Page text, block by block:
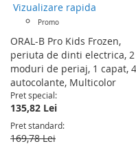
Vizualizare rapida
Promo
ORAL-B Pro Kids Frozen,
periuta de dinti electrica, 2
moduri de periaj, 1 capat, 4
autocolante, Multicolor
Pret special
135,82 Lei
Pret standard
169,78 Lei